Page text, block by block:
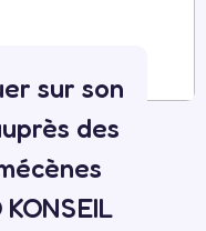
sur son
des